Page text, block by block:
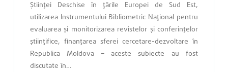
Științei Deschise în țările Europei de Sud Est,
utilizarea Instrumentului Bibliometric Național pentru
evaluarea și monitorizarea revistelor și conferințelor
științifice, finanțarea sferei cercetare-dezvoltare în
Republica Moldova – aceste subiecte au fost
discutate în…